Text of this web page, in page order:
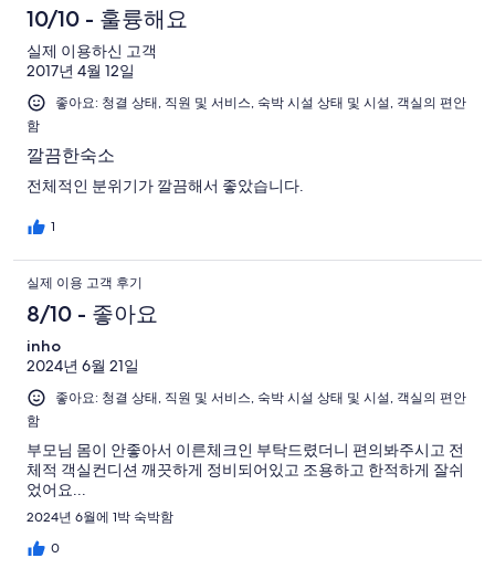
10/10 - 훌륭해요
실제 이용하신 고객
2017년 4월 12일
좋아요: 청결 상태, 직원 및 서비스, 숙박 시설 상태 및 시설, 객실의 편안
함
깔끔한숙소
전체적인 분위기가 깔끔해서 좋았습니다.
1
실제 이용 고객 후기
8/10 - 좋아요
inho
2024년 6월 21일
좋아요: 청결 상태, 직원 및 서비스, 숙박 시설 상태 및 시설, 객실의 편안
함
부모님 몸이 안좋아서 이른체크인 부탁드렸더니 편의봐주시고 전
체적 객실컨디션 깨끗하게 정비되어있고 조용하고 한적하게 잘쉬
었어요...
2024년 6월에 1박 숙박함
0